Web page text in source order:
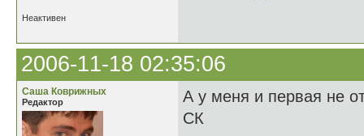
Неактивен
2006-11-18 02:35:06
Саша Коврижных
Редактор
А у меня и первая не
СК